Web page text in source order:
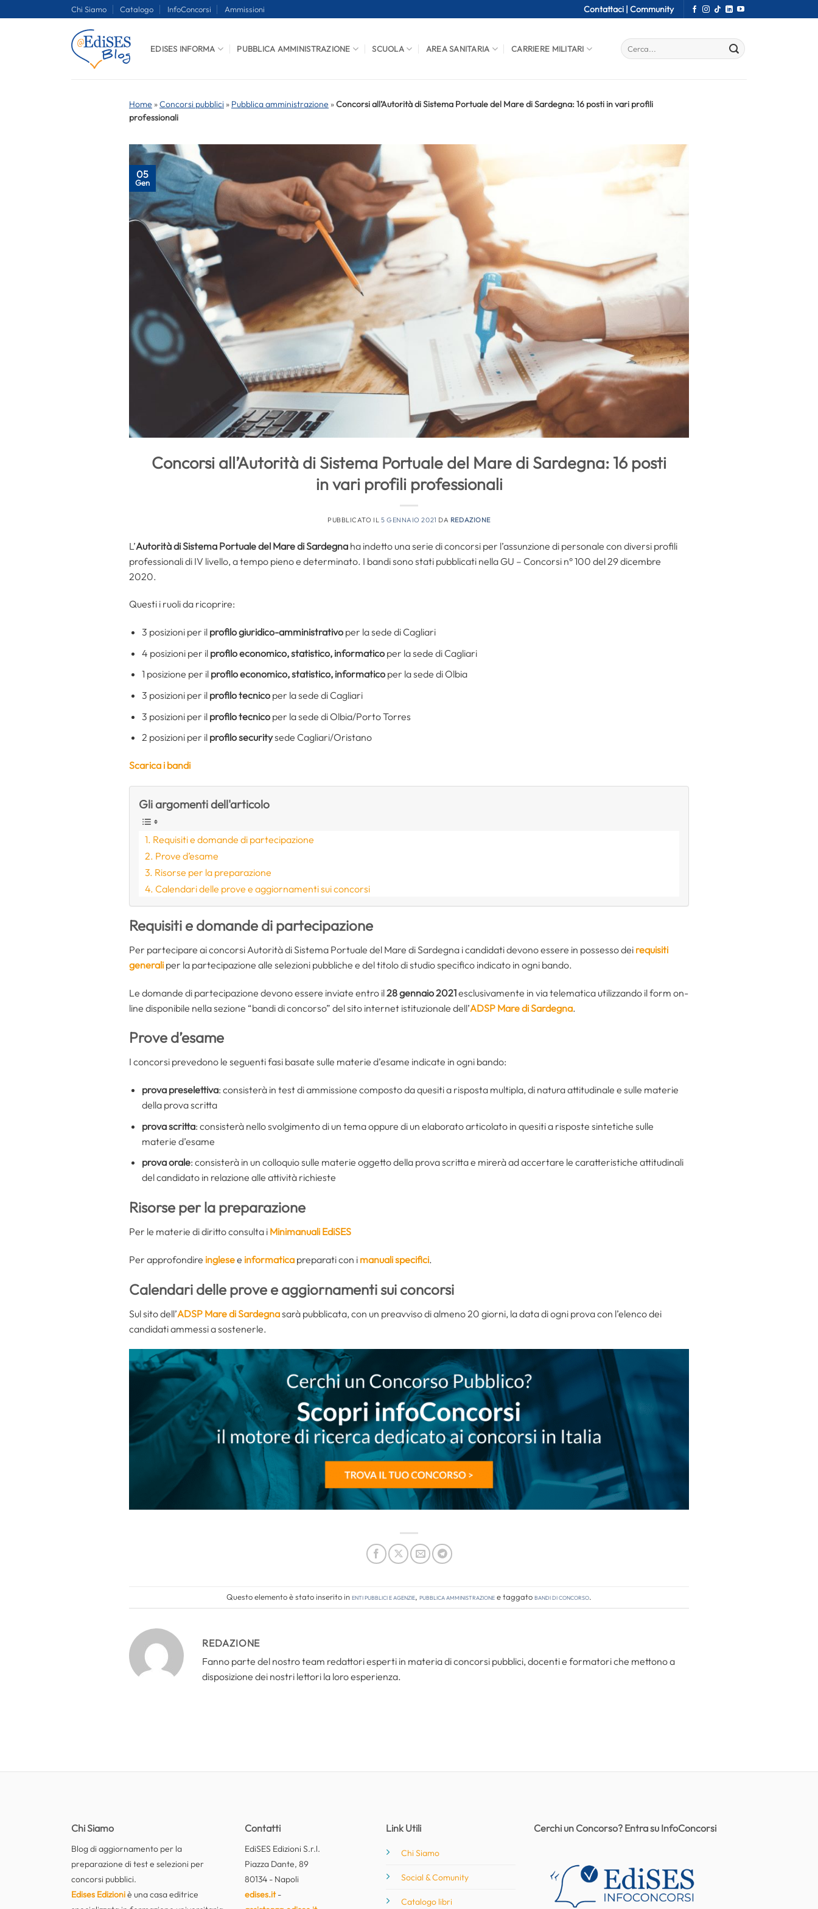
Chi Siamo Catalogo InfoConcorsi Ammissioni Contattaci | Community
EDISES INFORMA PUBBLICA AMMINISTRAZIONE SCUOLA AREA SANITARIA CARRIERE MILITARI
Home »Concorsi pubblici » Pubblica amministrazione »Concorsi all’Autorità di Sistema Portuale del Mare di Sardegna: 16 posti in vari profili
professionali
05
Gen
Concorsi all’Autorità di Sistema Portuale del Mare di Sardegna: 16 posti
in vari profili professionali
PUBBLICATO IL 5 GENNAIO 2021 DA REDAZIONE
L’Autorità di Sistema Portuale del Mare di Sardegna ha indetto una serie di concorsi per l’assunzione di personale con diversi profili
professionali di IV livello, a tempo pieno e determinato. I bandi sono stati pubblicati nella GU – Concorsi n° 100 del 29 dicembre
2020.
Questi i ruoli da ricoprire:
3 posizioni per il profilo giuridico-amministrativoper la sede di Cagliari
4 posizioni per il profilo economico, statistico, informaticoper la sede di Cagliari
1 posizione per il profilo economico, statistico, informaticoper la sede di Olbia
3 posizioni per il profilo tecnicoper la sede di Cagliari
3 posizioni per il profilo tecnicoper la sede di Olbia/Porto Torres
2 posizioni per il profilo securitysede Cagliari/Oristano
Scarica i bandi
Gli argomenti dell'articolo
Requisiti e domande di partecipazione
Prove d’esame
Risorse per la preparazione
Calendari delle prove e aggiornamenti sui concorsi
Requisiti e domande di partecipazione
Per partecipare ai concorsi Autorità di Sistema Portuale del Mare di Sardegna i candidati devono essere in possesso dei requisiti
generali per la partecipazione alle selezioni pubbliche e del titolo di studio specifico indicato in ogni bando.
Le domande di partecipazione devono essere inviate entro il28 gennaio 2021esclusivamente in via telematica utilizzando il form on-
line disponibile nella sezione “bandi di concorso” del sito internet istituzionale dell’ADSP Mare di Sardegna.
Prove d’esame
I concorsi prevedono le seguenti fasi basate sulle materie d’esame indicate in ogni bando:
prova preselettiva: consisterà in test di ammissione composto da quesiti a risposta multipla, di natura attitudinale e sulle materie
della prova scritta
prova scritta: consisterà nello svolgimento di un tema oppure di un elaborato articolato in quesiti a risposte sintetiche sulle
materie d’esame
prova orale: consisterà in un colloquio sulle materie oggetto della prova scritta e mirerà ad accertare le caratteristiche attitudinali
del candidato in relazione alle attività richieste
Risorse per la preparazione
Per le materie di diritto consulta i Minimanuali EdiSES
Per approfondire inglesee informatica preparati con i manuali specifici.
Calendari delle prove e aggiornamenti sui concorsi
Sul sito dell’ADSP Mare di Sardegnasarà pubblicata, con un preavviso di almeno 20 giorni, la data di ogni prova con l’elenco dei
candidati ammessi a sostenerle.
Questo elemento è stato inserito inEnti pubblici e agenzie, Pubblica amministrazionee taggatobandi di concorso.
REDAZIONE
Fanno parte del nostro team redattori esperti in materia di concorsi pubblici, docenti e formatori che mettono a
disposizione dei nostri lettori la loro esperienza.
Chi Siamo
Blog di aggiornamento per la
preparazione di test e selezioni per
concorsi pubblici.
Edises Edizioniè una casa editrice
Contatti
EdiSES Edizioni S.r.l.
Piazza Dante, 89
80134 - Napoli
edises.it-
Link Utili
Chi Siamo
Social & Comunity
Catalogo libri
Cerchi un Concorso? Entra su InfoConcorsi